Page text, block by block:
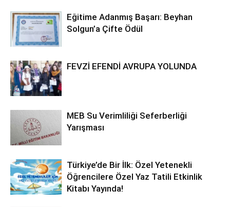
Eğitime Adanmış Başarı: Beyhan
Solgun’a Çifte Ödül
FEVZİ EFENDİ AVRUPA YOLUNDA
MEB Su Verimliliği Seferberliği
Yarışması
Türkiye’de Bir İlk: Özel Yetenekli
Öğrencilere Özel Yaz Tatili Etkinlik
Kitabı Yayında!